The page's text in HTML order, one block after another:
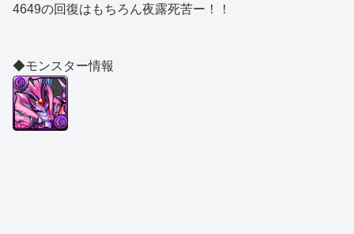
4649の回復はもちろん夜露死苦ー！！
◆モンスター情報